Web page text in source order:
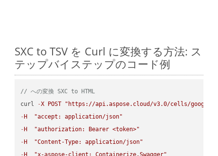
SXC to TSV を Curl に変換する方法: ス
テップバイステップのコード例
// への変換 SXC to HTML
curl
-X POST
"https://api.aspose.cloud/v3.0/cells/
- H
"accept: application/json"
- H
"authorization: Bearer <token>"
- H
"Content-Type: application/json"
- H
"x-aspose-client: Containerize.Swagger"